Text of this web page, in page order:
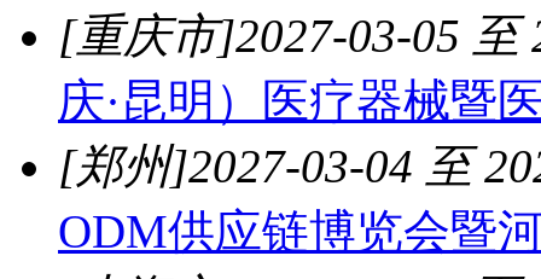
[重庆市]2027-03-05 至
庆·昆明）医疗器械暨
[郑州]2027-03-04 至
ODM供应链博览会暨